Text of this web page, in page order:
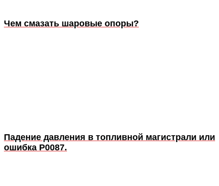
Чем смазать шаровые опоры?
Падение давления в топливной магистрали или
ошибка P0087.